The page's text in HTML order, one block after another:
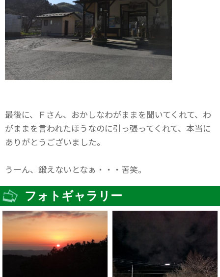
最後に、Ｆさん、おかしなわがままを聞いてくれて、わ
がままを言われたほうなのに引っ張ってくれて、本当に
ありがとうございました。
うーん、鍛えないとなぁ・・・苦笑。
フォトギャラリー